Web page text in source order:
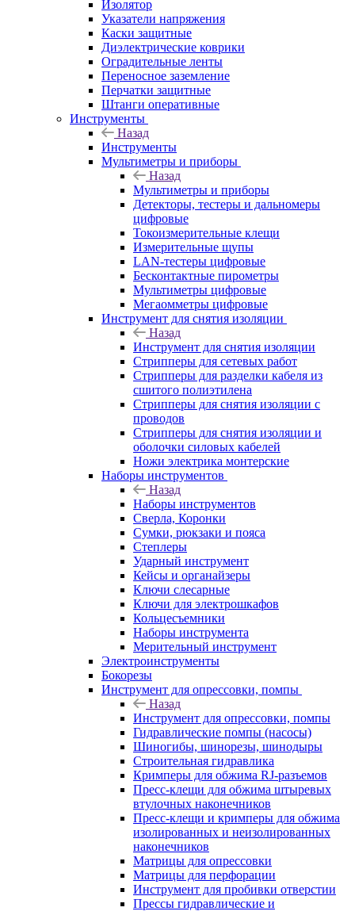
Изолятор
Указатели напряжения
Каски защитные
Диэлектрические коврики
Оградительные ленты
Переносное заземление
Перчатки защитные
Штанги оперативные
Инструменты
Назад
Инструменты
Мультиметры и приборы
Назад
Мультиметры и приборы
Детекторы, тестеры и дальномеры
цифровые
Токоизмерительные клещи
Измерительные щупы
LAN-тестеры цифровые
Бесконтактные пирометры
Мультиметры цифровые
Мегаомметры цифровые
Инструмент для снятия изоляции
Назад
Инструмент для снятия изоляции
Стрипперы для сетевых работ
Стрипперы для разделки кабеля из
сшитого полиэтилена
Cтрипперы для снятия изоляции с
проводов
Стрипперы для снятия изоляции и
оболочки силовых кабелей
Ножи электрика монтерские
Наборы инструментов
Назад
Наборы инструментов
Сверла, Коронки
Сумки, рюкзаки и пояса
Степлеры
Ударный инструмент
Кейсы и органайзеры
Ключи слесарные
Ключи для электрошкафов
Кольцесъемники
Наборы инструмента
Мерительный инструмент
Электроинструменты
Бокорезы
Инструмент для опрессовки, помпы
Назад
Инструмент для опрессовки, помпы
Гидравлические помпы (насосы)
Шиногибы, шинорезы, шинодыры
Строительная гидравлика
Кримперы для обжима RJ-разъемов
Пресс-клещи для обжима штыревых
втулочных наконечников
Пресс-клещи и кримперы для обжима
изолированных и неизолированных
наконечников
Матрицы для опрессовки
Матрицы для перфорации
Инструмент для пробивки отверстии
Прессы гидравлические и